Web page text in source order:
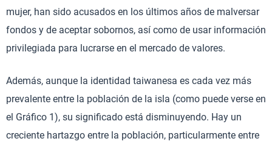
mujer, han sido acusados en los últimos años de malversar
fondos y de aceptar sobornos, así como de usar información
privilegiada para lucrarse en el mercado de valores.
Además, aunque la identidad taiwanesa es cada vez más
prevalente entre la población de la isla (como puede verse en
el Gráfico 1), su significado está disminuyendo. Hay un
creciente hartazgo entre la población, particularmente entre